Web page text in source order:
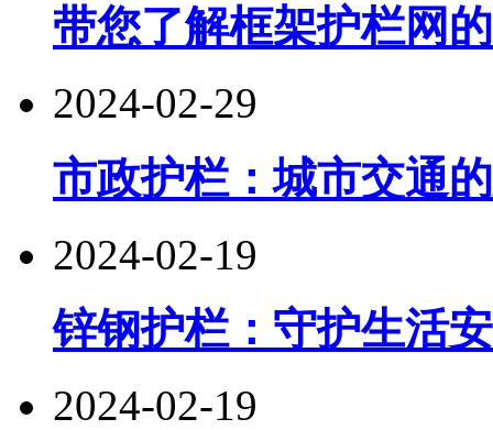
带您了解框架护栏网
2024-02-29
市政护栏：城市交通
2024-02-19
锌钢护栏：守护生活
2024-02-19